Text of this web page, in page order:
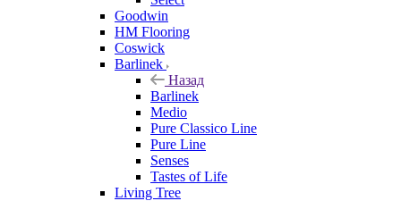
Goodwin
HM Flooring
Coswick
Barlinek
Назад
Barlinek
Medio
Pure Classico Line
Pure Line
Senses
Tastes of Life
Living Tree